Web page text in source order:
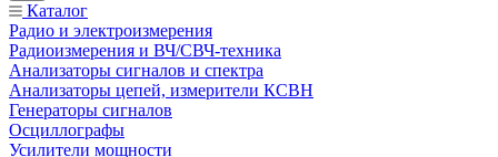
Каталог
Радио и электроизмерения
Радиоизмерения и ВЧ/СВЧ-техника
Анализаторы сигналов и спектра
Анализаторы цепей, измерители КСВН
Генераторы сигналов
Осциллографы
Усилители мощности